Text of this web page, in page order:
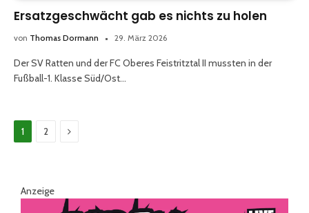
Ersatzgeschwächt gab es nichts zu holen
von Thomas Dormann 29. März 2026
Der SV Ratten und der FC Oberes Feistritztal II mussten in der
Fußball-1. Klasse Süd/Ost…
1 2 Weiter
Anzeige